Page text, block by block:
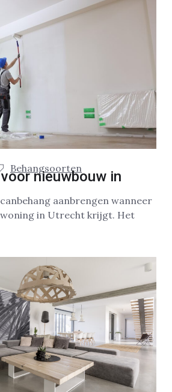
Behangsoorten
nieuwbouw in
aanbrengen wanneer
in Utrecht krijgt. Het